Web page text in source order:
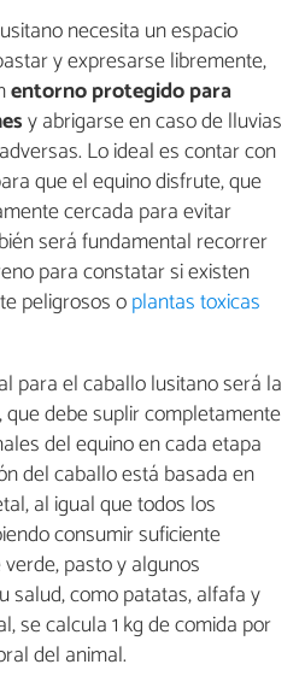
necesita un espacio
y expresarse libremente,
entorno protegido para
y abrigarse en caso de lluvias
Lo ideal es contar con
que el equino disfrute, que
cercada para evitar
será fundamental recorrer
para constatar si existen
peligrosos oplantas toxicas
para el caballo lusitano será la
, que debe suplir completamente
del equino en cada etapa
del caballo está basada en
al igual que todos los
consumir suficiente
pasto y algunos
salud, como patatas, alfafa y
se calcula 1 kg de comida por
del animal.